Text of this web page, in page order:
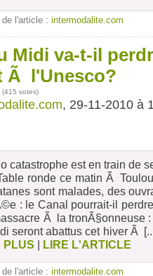
de l'article : intermodalite.com
Midi va-t-il
Ã l'Unesco?
(415 votes)
, 29-11-2010 à
catastrophe est en train de
ronde ce matin Ã
sont malades, des
: le Canal pourrait-il
Ã la tronÃ§onneuse
seront abattus cet hiver Ã
PLUS | LIRE L'ARTICLE
de l'article : intermodalite.com